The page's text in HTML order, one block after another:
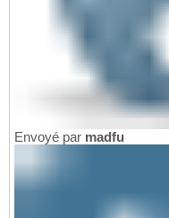
Envoyé par madfu